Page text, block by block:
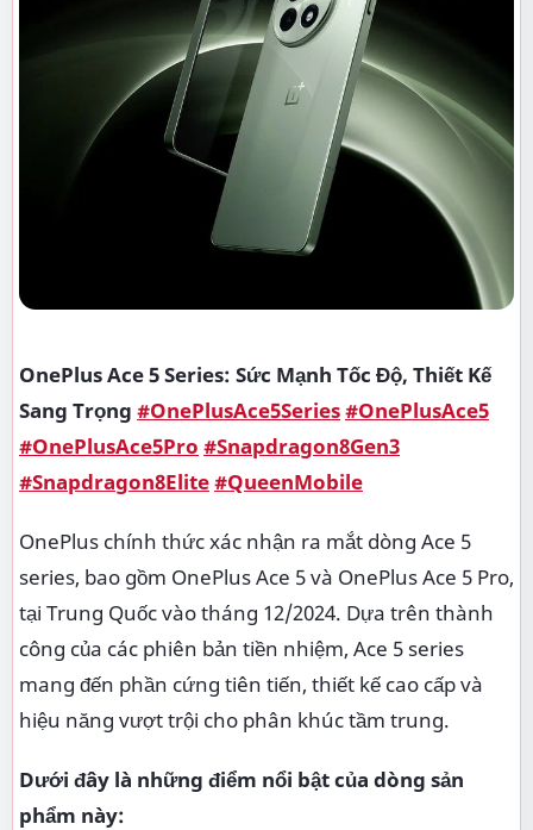
OnePlus Ace 5 Series: Sức Mạnh Tốc Độ, Thiết Kế
Sang Trọng #OnePlusAce5Series#OnePlusAce5
#OnePlusAce5Pro #Snapdragon8Gen3
#Snapdragon8Elite#QueenMobile
OnePlus chính thức xác nhận ra mắt dòng Ace 5
series, bao gồm OnePlus Ace 5 và OnePlus Ace 5 Pro,
tại Trung Quốc vào tháng 12/2024. Dựa trên thành
công của các phiên bản tiền nhiệm, Ace 5 series
mang đến phần cứng tiên tiến, thiết kế cao cấp và
hiệu năng vượt trội cho phân khúc tầm trung.
Dưới đây là những điểm nổi bật của dòng sản
phẩm này: